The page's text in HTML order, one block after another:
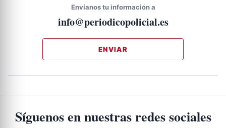
Envíanos tu información a
info@periodicopolicial.es
ENVIAR
Síguenos en nuestras redes sociales